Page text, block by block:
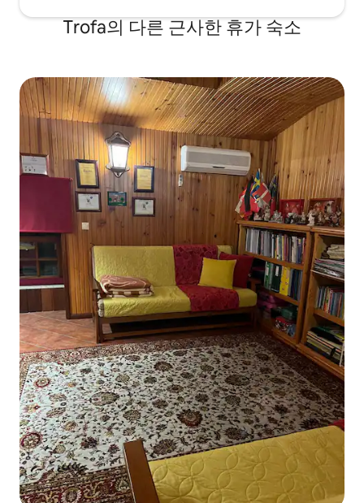
Trofa의 다른 근사한 휴가 숙소